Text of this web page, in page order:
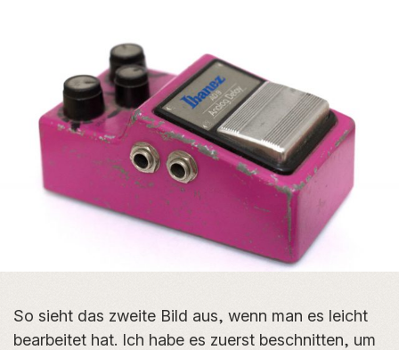
So sieht das zweite Bild aus, wenn man es leicht
bearbeitet hat. Ich habe es zuerst beschnitten, um